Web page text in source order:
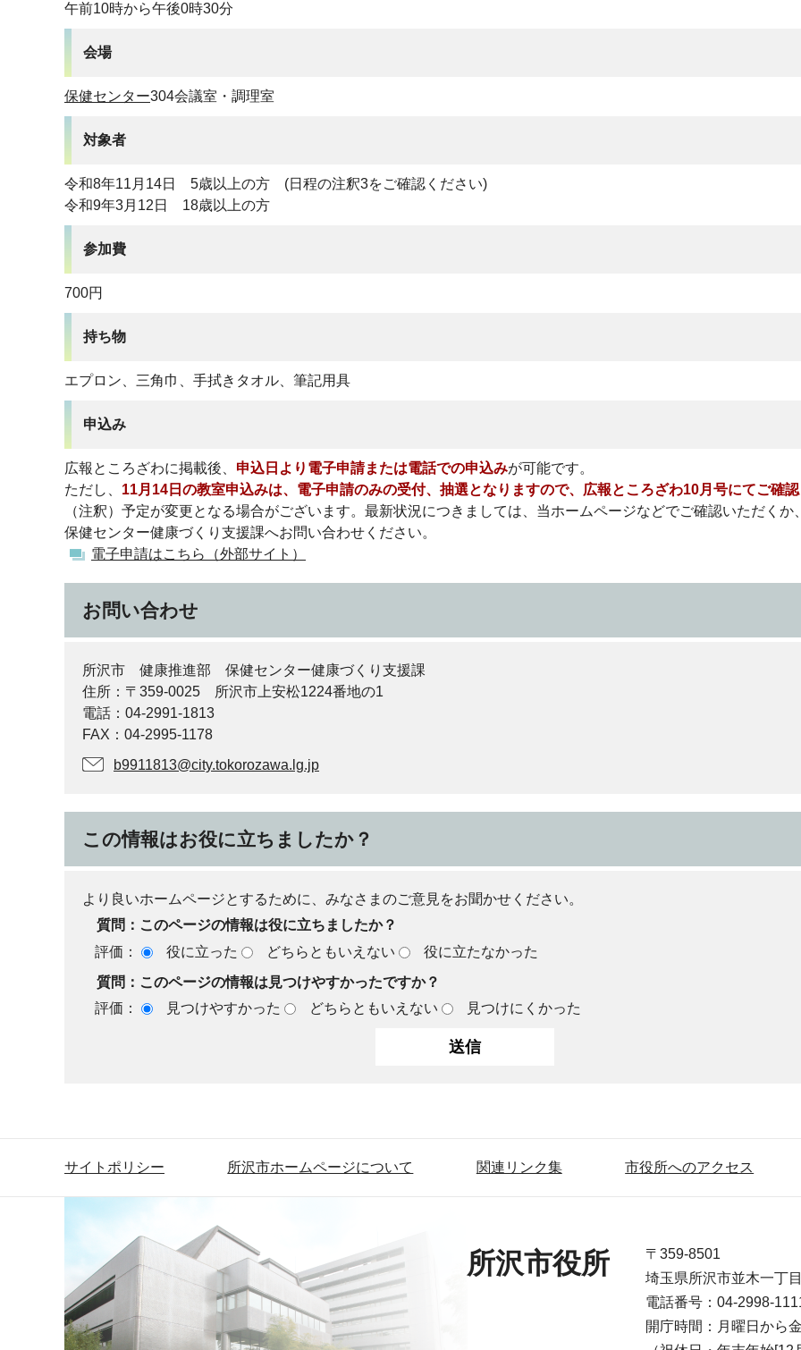
午前10時から午後0時30分
会場
保健センター304会議室・調理室
対象者
令和8年11月14日 5歳以上の方 (日程の注釈3をご確認ください)
令和9年3月12日 18歳以上の方
参加費
700円
持ち物
エプロン、三角巾、手拭きタオル、筆記用具
申込み
広報ところざわに掲載後、 申込日より電子申請または電話での申込みが可能です。
ただし、 11月14日の教室申込みは、電子申請のみの受付、抽選となりますので、広報ところざわ10月号にてご確認
（注釈）予定が変更となる場合がございます。最新状況につきましては、当ホームページなどでご確認いただくか、
保健センター健康づくり支援課へお問い合わせください。
電子申請はこちら（外部サイト）
お問い合わせ
所沢市 健康推進部 保健センター健康づくり支援課
住所：〒359-0025 所沢市上安松1224番地の1
電話：04-2991-1813
FAX：04-2995-1178
b9911813@city.tokorozawa.lg.jp
この情報はお役に立ちましたか？
より良いホームページとするために、みなさまのご意見をお聞かせください。
質問：このページの情報は役に立ちましたか？
評価：
役に立った どちらともいえない
役に立たなかった
質問：このページの情報は見つけやすかったですか？
評価：
見つけやすかった どちらともいえない 見つけにくかった
サイトポリシー 所沢市ホームページについて 関連リンク集 市役所へのアクセス
所沢市役所
〒359-8501
埼玉県所沢市並木一丁
電話番号：04-2998-
開庁時間：月曜日から